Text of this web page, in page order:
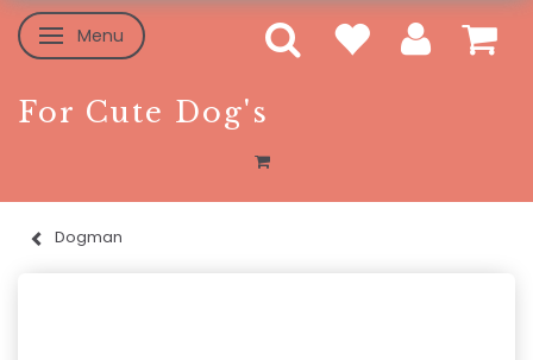
Skifte navigation
Menu
For Cute Dog's
Dogman